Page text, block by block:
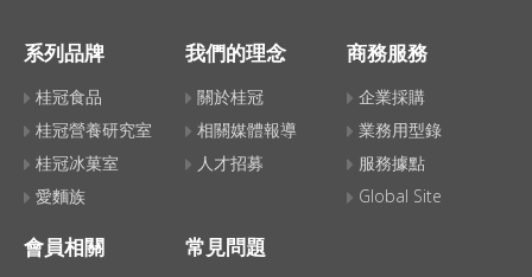
系列品牌
桂冠食品
桂冠營養研究室
桂冠冰菓室
愛麵族
我們的理念
關於桂冠
相關媒體報導
人才招募
商務服務
企業採購
業務用型錄
服務據點
Global Site
會員相關 常見問題